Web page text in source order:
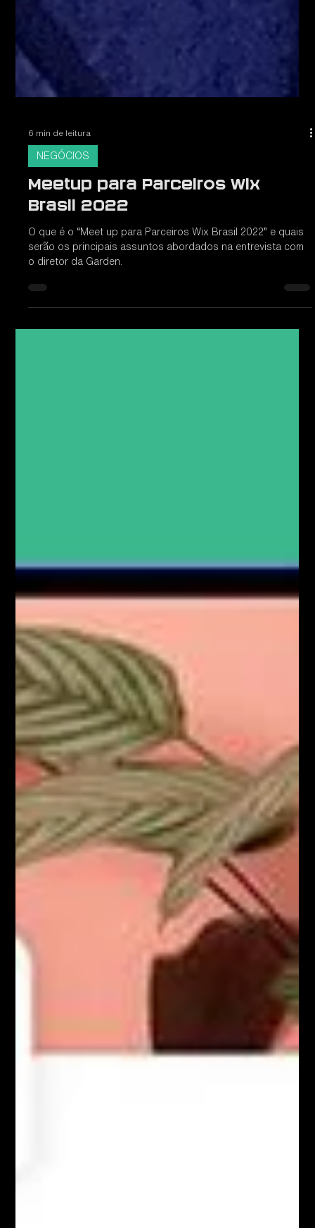
NEGÓCIOS
Meetup para Parceiros Wix
Brasil 2022
O que é o “Meet up para Parceiros Wix Brasil 2022” e quais
o diretor da Garden.